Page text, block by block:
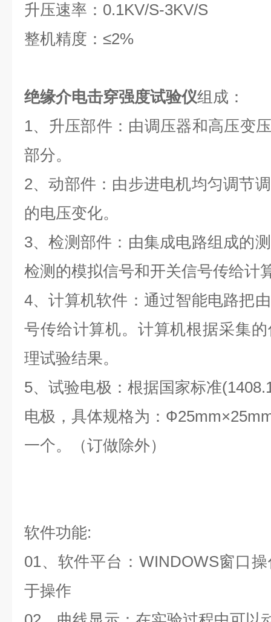
升压速率：0.1KV/S-3KV/S
整机精度：≤2%
绝缘介电击穿强度试验仪组成：
1、升压部件：由调压器和高压变
部分。
2、动部件：由步进电机均匀调节
的电压变化。
3、检测部件：由集成电路组成的
检测的模拟信号和开关信号传给计
4、计算机软件：通过智能电路把
号传给计算机。计算机根据采集
理试验结果。
5、试验电极：根据国家标准
电极，具体规格为：
一个。（订做除外）
软件功能:
01、软件平台：WINDOWS窗口
于操作